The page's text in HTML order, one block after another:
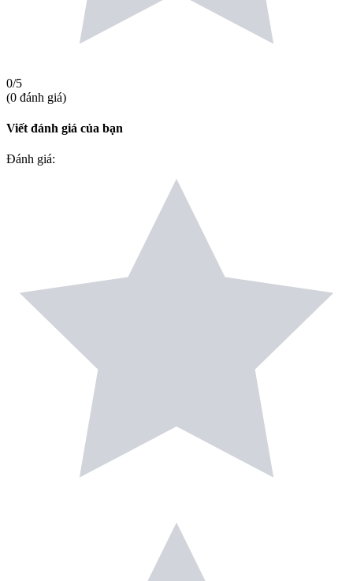
0/5
(0 đánh giá)
Viết đánh giá của bạn
Đánh giá: